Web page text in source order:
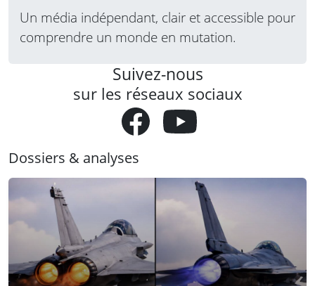
Un média indépendant, clair et accessible pour
comprendre un monde en mutation.
Suivez-nous
sur les réseaux sociaux
Dossiers & analyses